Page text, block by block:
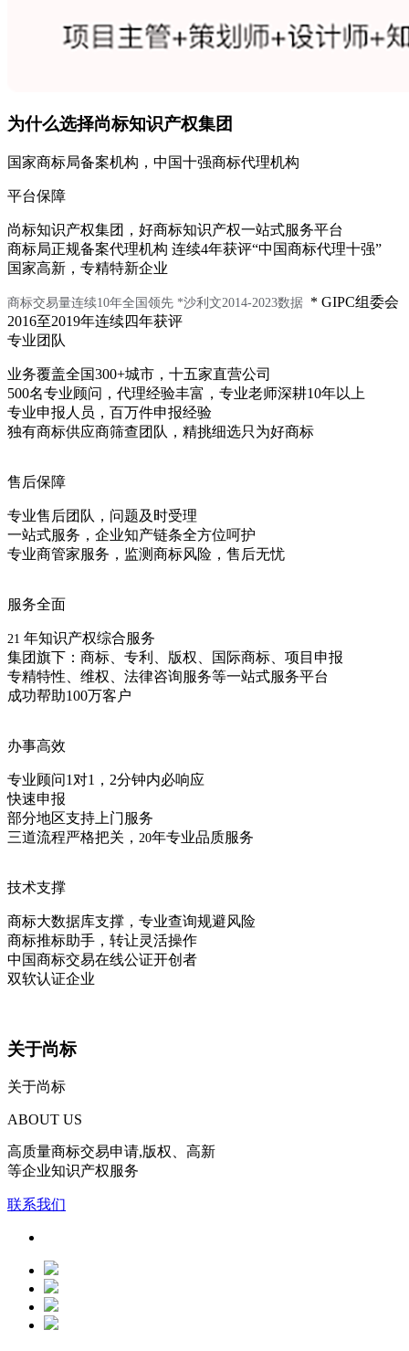
为什么选择尚标知识产权集团
国家商标局备案机构，中国十强商标代理机构
平台保障
尚标知识产权集团，好商标知识产权一站式服务平台
商标局正规备案代理机构 连续4年获评“中国商标代理十强”
国家高新，专精特新企业
商标交易量连续10年全国领先 *沙利文2014-2023数据 * GIPC组委会
2016至2019年连续四年获评
专业团队
业务覆盖全国300+城市，十五家直营公司
500名专业顾问，代理经验丰富，专业老师深耕10年以上
专业申报人员，百万件申报经验
独有商标供应商筛查团队，精挑细选只为好商标
售后保障
专业售后团队，问题及时受理
一站式服务，企业知产链条全方位呵护
专业商管家服务，监测商标风险，售后无忧
服务全面
21 年知识产权综合服务
集团旗下：商标、专利、版权、国际商标、项目申报
专精特性、维权、法律咨询服务等一站式服务平台
成功帮助100万客户
办事高效
专业顾问1对1，2分钟内必响应
快速申报
部分地区支持上门服务
三道流程严格把关， 20年专业品质服务
技术支撑
商标大数据库支撑，专业查询规避风险
商标推标助手，转让灵活操作
中国商标交易在线公证开创者
双软认证企业
关于尚标
关于尚标
ABOUT US
高质量商标交易申请,版权、高新
等企业知识产权服务
联系我们